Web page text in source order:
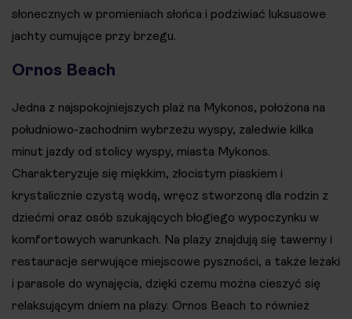
słonecznych w promieniach słońca i podziwiać luksusowe
jachty cumujące przy brzegu.
Ornos Beach
Jedna z najspokojniejszych plaż na Mykonos, położona na
południowo-zachodnim wybrzeżu wyspy, zaledwie kilka
minut jazdy od stolicy wyspy, miasta Mykonos.
Charakteryzuje się miękkim, złocistym piaskiem i
krystalicznie czystą wodą, wręcz stworzoną dla rodzin z
dziećmi oraz osób szukających błogiego wypoczynku w
komfortowych warunkach. Na plaży znajdują się tawerny i
restauracje serwujące miejscowe pyszności, a także leżaki
i parasole do wynajęcia, dzięki czemu można cieszyć się
relaksującym dniem na plaży. Ornos Beach to również